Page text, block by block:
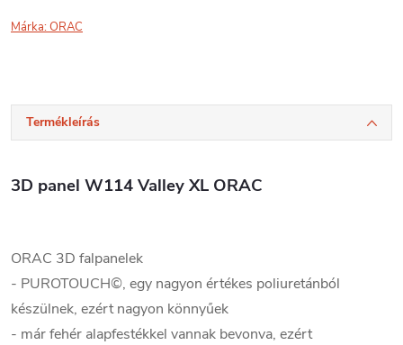
Márka:ORAC
Termékleírás
3D panel W114 Valley XL ORAC
ORAC 3D falpanelek
- PUROTOUCH©, egy nagyon értékes poliuretánból
készülnek, ezért nagyon könnyűek
- már fehér alapfestékkel vannak bevonva, ezért